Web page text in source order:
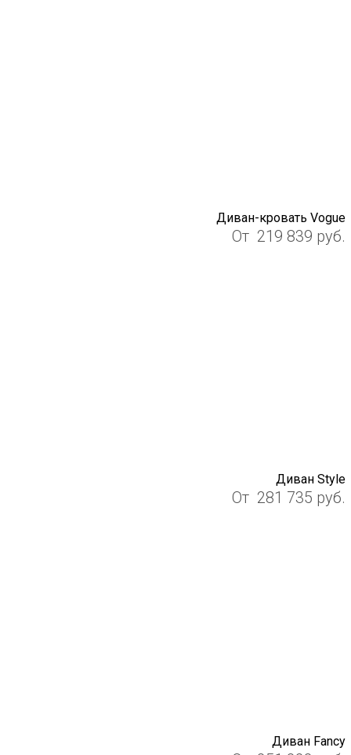
Диван-кровать Vogue
От 219 839 руб.
Диван Style
От 281 735 руб.
Диван Fancy